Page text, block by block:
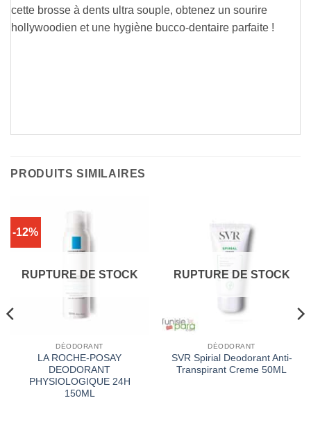
cette brosse à dents ultra souple, obtenez un sourire
hollywoodien et une hygiène bucco-dentaire parfaite !
PRODUITS SIMILAIRES
-12%
RUPTURE DE STOCK
DÉODORANT
LA ROCHE-POSAY
DEODORANT
PHYSIOLOGIQUE 24H
150ML
RUPTURE DE STOCK
DÉODORANT
SVR Spirial Deodorant Anti-
Transpirant Creme 50ML